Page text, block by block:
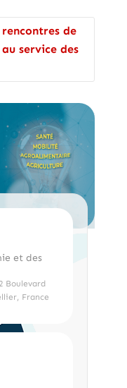
de
service des
et des
Boulevard
France